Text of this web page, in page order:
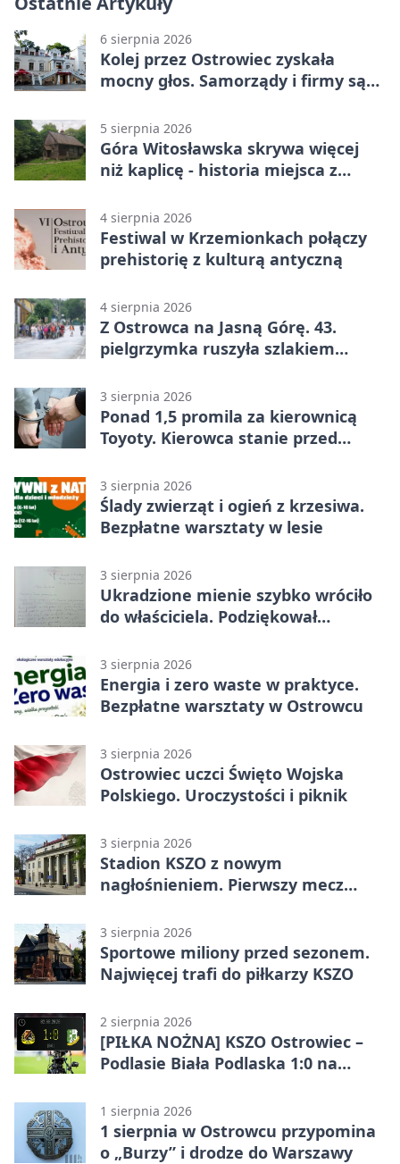
6 sierpnia 2026
Kolej przez Ostrowiec zyskała
mocny głos. Samorządy i firmy są
5 sierpnia 2026
Góra Witosławska skrywa więcej
niż kaplicę - historia miejsca z
4 sierpnia 2026
Festiwal w Krzemionkach połączy
prehistorię z kulturą antyczną
4 sierpnia 2026
Z Ostrowca na Jasną Górę. 43.
pielgrzymka ruszyła szlakiem
3 sierpnia 2026
Ponad 1,5 promila za kierownicą
Toyoty. Kierowca stanie przed
3 sierpnia 2026
Ślady zwierząt i ogień z krzesiwa.
Bezpłatne warsztaty w lesie
3 sierpnia 2026
Ukradzione mienie szybko wróciło
do właściciela. Podziękował
3 sierpnia 2026
Energia i zero waste w praktyce.
Bezpłatne warsztaty w Ostrowcu
3 sierpnia 2026
Ostrowiec uczci Święto Wojska
Polskiego. Uroczystości i piknik
3 sierpnia 2026
Stadion KSZO z nowym
nagłośnieniem. Pierwszy mecz
3 sierpnia 2026
Sportowe miliony przed sezonem.
Najwięcej trafi do piłkarzy KSZO
2 sierpnia 2026
[PIŁKA NOŻNA] KSZO Ostrowiec –
Podlasie Biała Podlaska 1:0 na
(Grupa IV)
1 sierpnia 2026
1 sierpnia w Ostrowcu przypomina
o „Burzy” i drodze do Warszawy